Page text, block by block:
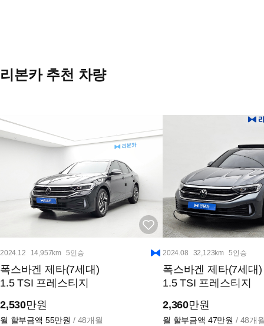
리본카 추천 차량
2024.12 14,957km 5인승
폭스바겐 제타(7세대)
1.5 TSI 프레스티지
2,530만원
월 할부금액 55만원 / 48개월
2024.08 32,123km 5인승
폭스바겐 제타(7세대)
1.5 TSI 프레스티지
2,360만원
월 할부금액 47만원 / 48개